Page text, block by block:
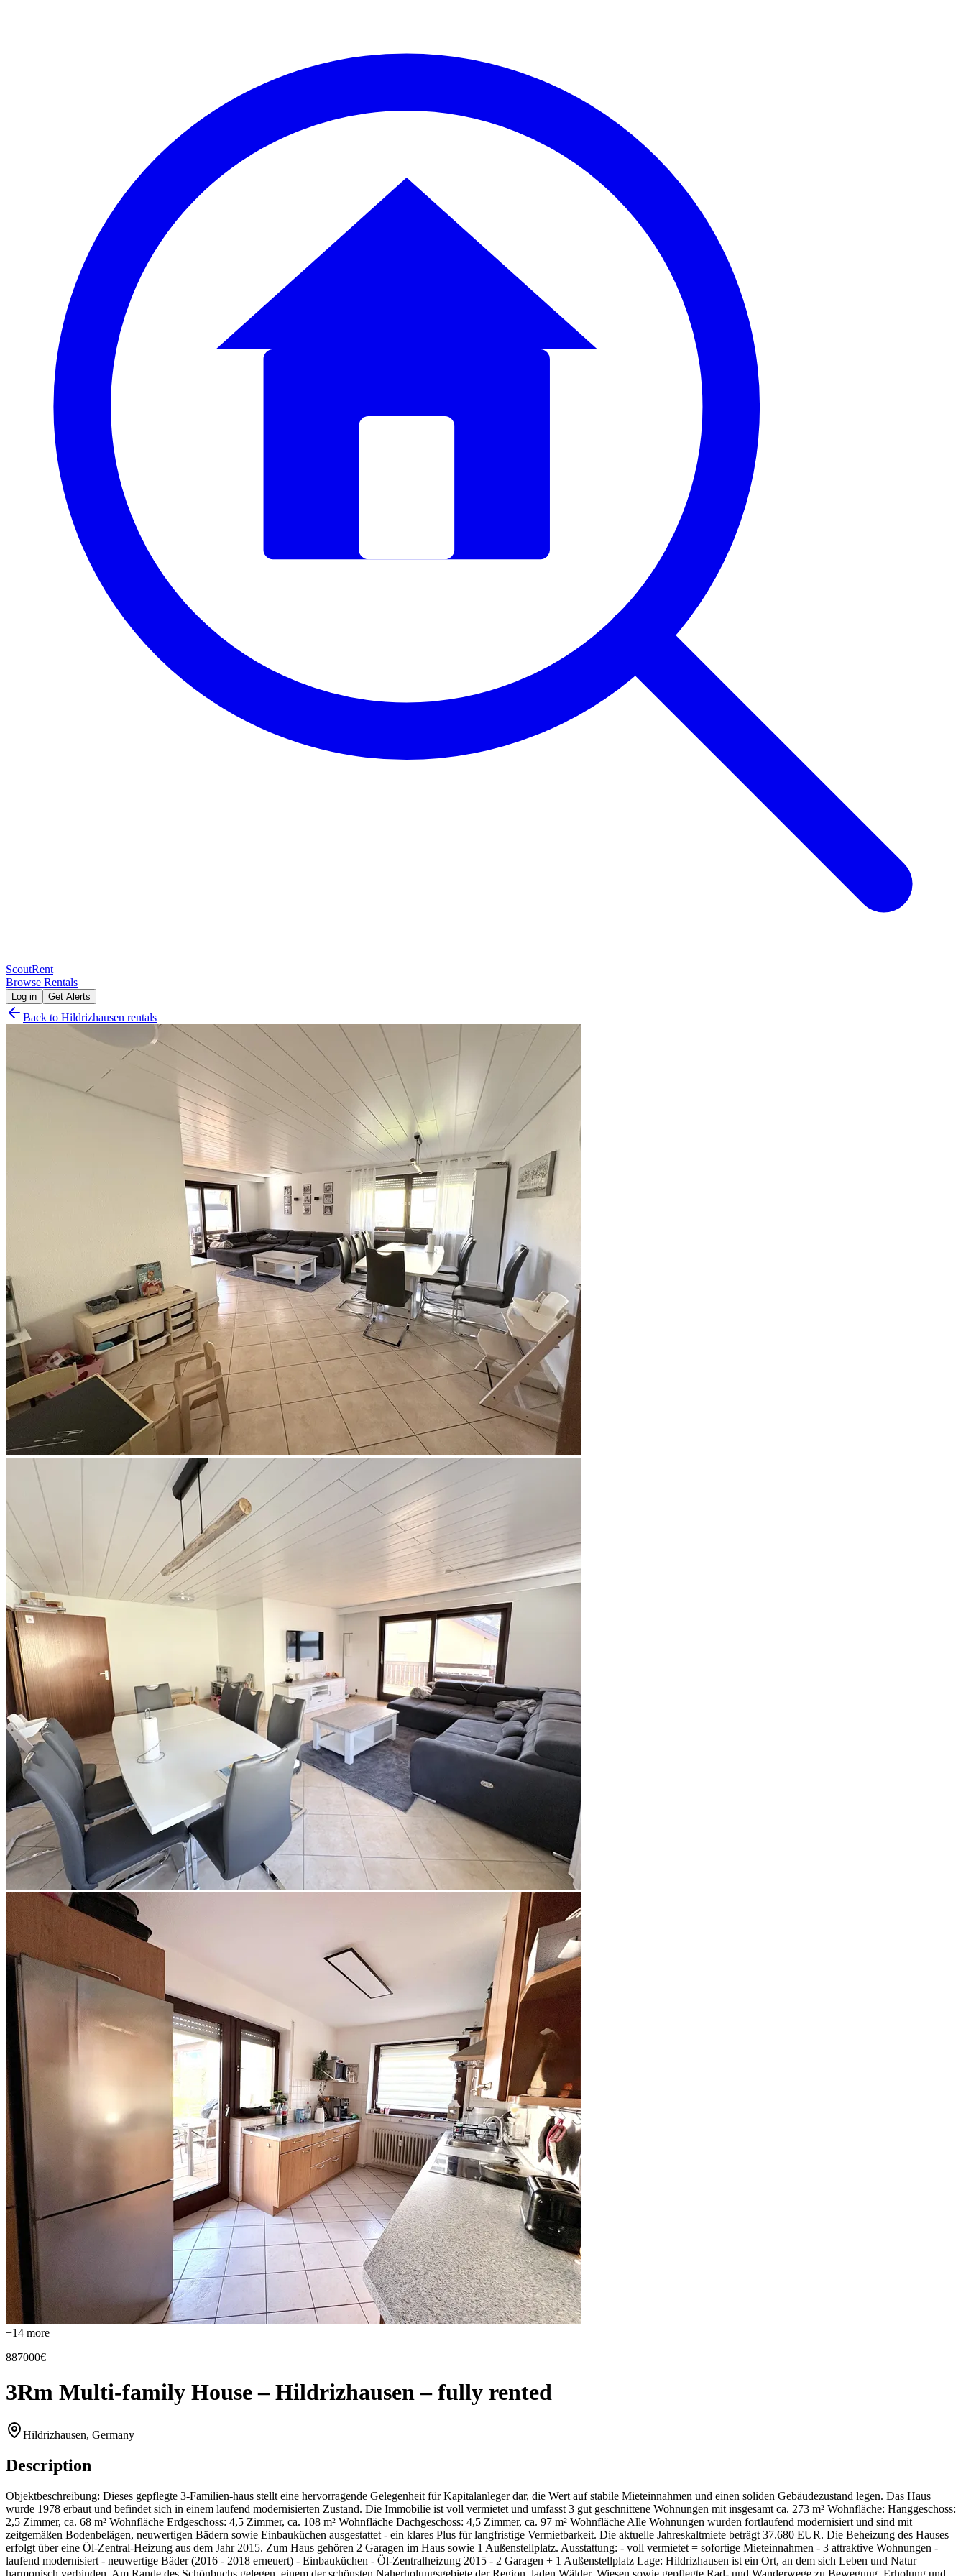
ScoutRent
Browse Rentals
Log in Get Alerts
Back to Hildrizhausen rentals
+14 more
887000€
3Rm Multi-family House – Hildrizhausen – fully rented
Hildrizhausen, Germany
Description
Objektbeschreibung: Dieses gepflegte 3-Familien-haus stellt eine hervorragende Gelegenheit für Kapitalanleger dar, die Wert auf stabile Mieteinnahmen und einen soliden Gebäudezustand legen. Das Haus
wurde 1978 erbaut und befindet sich in einem laufend modernisierten Zustand. Die Immobilie ist voll vermietet und umfasst 3 gut geschnittene Wohnungen mit insgesamt ca. 273 m² Wohnfläche: Hanggeschoss:
2,5 Zimmer, ca. 68 m² Wohnfläche Erdgeschoss: 4,5 Zimmer, ca. 108 m² Wohnfläche Dachgeschoss: 4,5 Zimmer, ca. 97 m² Wohnfläche Alle Wohnungen wurden fortlaufend modernisiert und sind mit
zeitgemäßen Bodenbelägen, neuwertigen Bädern sowie Einbauküchen ausgestattet - ein klares Plus für langfristige Vermietbarkeit. Die aktuelle Jahreskaltmiete beträgt 37.680 EUR. Die Beheizung des Hauses
erfolgt über eine Öl-Zentral-Heizung aus dem Jahr 2015. Zum Haus gehören 2 Garagen im Haus sowie 1 Außenstellplatz. Ausstattung: - voll vermietet = sofortige Mieteinnahmen - 3 attraktive Wohnungen -
laufend modernisiert - neuwertige Bäder (2016 - 2018 erneuert) - Einbauküchen - Öl-Zentralheizung 2015 - 2 Garagen + 1 Außenstellplatz Lage: Hildrizhausen ist ein Ort, an dem sich Leben und Natur
harmonisch verbinden. Am Rande des Schönbuchs gelegen, einem der schönsten Naherholungsgebiete der Region, laden Wälder, Wiesen sowie gepflegte Rad- und Wanderwege zu Bewegung, Erholung und